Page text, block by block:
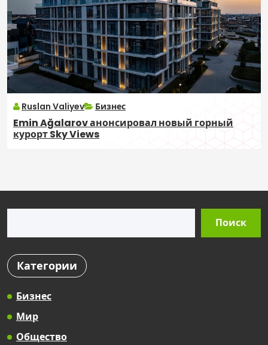
Ruslan Valiyev Бизнес
Emin Ağalarov анонсировал новый горный
курорт Sky Views
Поиск
Категории
Бизнес
Мир
Общество